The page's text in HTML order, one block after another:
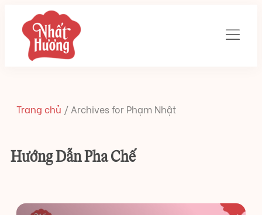
Trang chủ / Archives for Phạm Nhật
Hướng Dẫn Pha Chế